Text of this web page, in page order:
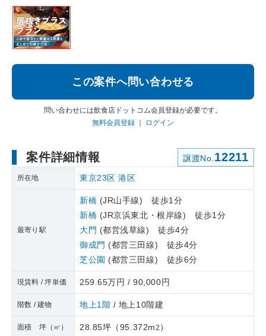
この案件へ問い合わせる
問い合わせには飲食店ドットコム会員登録が必要です。
無料会員登録
ログイン
案件詳細情報 譲渡No. 12211
所在地 東京23区 港区
最寄り駅
新橋 (JR山手線) 徒歩1分
新橋 (JR京浜東北・根岸線) 徒歩1分
大門 (都営浅草線) 徒歩4分
御成門 (都営三田線) 徒歩4分
芝公園 (都営三田線) 徒歩6分
現賃料 / 坪単価 259.65万円 / 90,000円
階数 / 建物 地上1階 / 地上10階建
面積 坪（㎡） 28.85坪 （95.372m2 ）